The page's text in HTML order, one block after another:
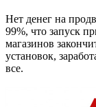
Нет денег на
99%, что запуск
магазинов
установок,
все.